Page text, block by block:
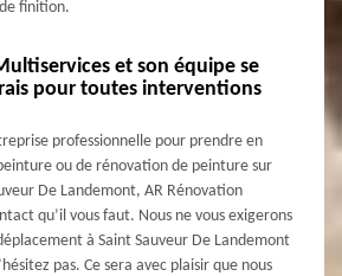
finition.
et son équipe se
pour toutes interventions
professionnelle pour prendre en
ou de rénovation de peinture sur
De Landemont, AR Rénovation
qu’il vous faut. Nous ne vous exigerons
à Saint Sauveur De Landemont
pas. Ce sera avec plaisir que nous